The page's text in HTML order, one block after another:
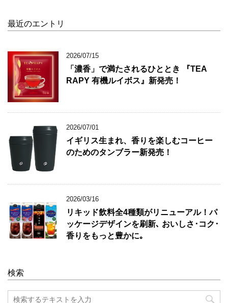
最近のエントリ
2026/07/15
「濃香」で満たされるひととき 『TEA
RAPY 有機ルイボス』新発売！
2026/07/01
イギリス生まれ、香りを楽しむコーヒー
のためのタンブラー新発売！
2026/03/16
リキッド飲料全4種類がリニューアル！パ
ッケージデザインを刷新､ おいしさ･コク･
香りをもっと豊かに｡
検索